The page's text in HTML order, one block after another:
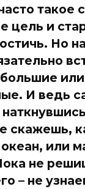
такое
цель и
Но
или
И ведь
скажешь,
или
не
– не